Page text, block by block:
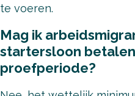
te voeren.
Mag ik
startersloon
proefperiode?